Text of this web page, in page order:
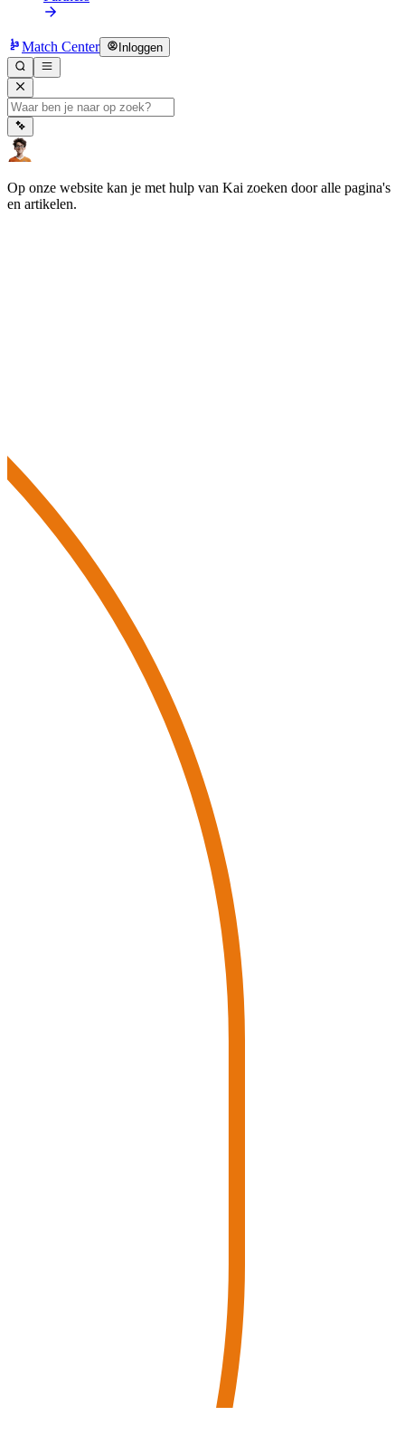
Match Center Inloggen
Op onze website kan je met hulp van Kai zoeken door alle pagina's
en artikelen.